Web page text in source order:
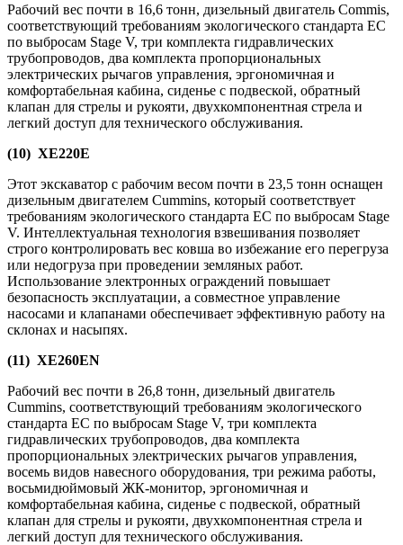
Рабочий вес почти в 16,6 тонн, дизельный двигатель Commis,
соответствующий требованиям экологического стандарта ЕС
по выбросам Stage V, три комплекта гидравлических
трубопроводов, два комплекта пропорциональных
электрических рычагов управления, эргономичная и
комфортабельная кабина, сиденье с подвеской, обратный
клапан для стрелы и рукояти, двухкомпонентная стрела и
легкий доступ для технического обслуживания.
(10) XE220E
Этот экскаватор с рабочим весом почти в 23,5 тонн оснащен
дизельным двигателем Cummins, который соответствует
требованиям экологического стандарта ЕС по выбросам Stage
V. Интеллектуальная технология взвешивания позволяет
строго контролировать вес ковша во избежание его перегруза
или недогруза при проведении земляных работ.
Использование электронных ограждений повышает
безопасность эксплуатации, а совместное управление
насосами и клапанами обеспечивает эффективную работу на
склонах и насыпях.
(11) XE260EN
Рабочий вес почти в 26,8 тонн, дизельный двигатель
Cummins, соответствующий требованиям экологического
стандарта ЕС по выбросам Stage V, три комплекта
гидравлических трубопроводов, два комплекта
пропорциональных электрических рычагов управления,
восемь видов навесного оборудования, три режима работы,
восьмидюймовый ЖК-монитор, эргономичная и
комфортабельная кабина, сиденье с подвеской, обратный
клапан для стрелы и рукояти, двухкомпонентная стрела и
легкий доступ для технического обслуживания.